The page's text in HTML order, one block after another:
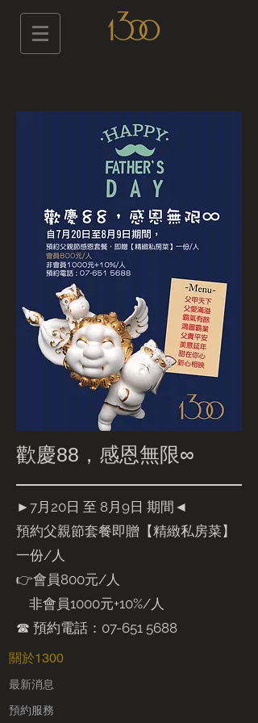
歡慶88，感恩無限∞
►7月20日 至 8月9日 期間◄
預約父親節套餐即贈【精緻私房菜】
一份/人
👉會員800元/人
非會員1000元+10%/人
☎ 預約電話：07-651 5688
​關於1300
​最新消息
預約服務